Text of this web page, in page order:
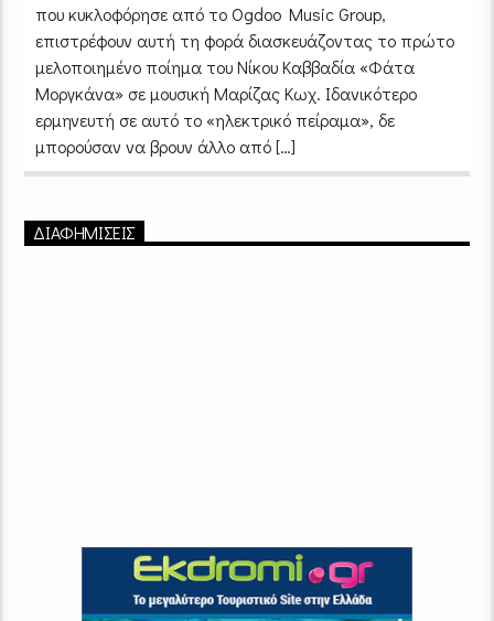
που κυκλοφόρησε από το Ogdoo Music Group,
επιστρέφουν αυτή τη φορά διασκευάζοντας το πρώτο
μελοποιημένο ποίημα του Νίκου Καββαδία «Φάτα
Μοργκάνα» σε μουσική Μαρίζας Κωχ. Ιδανικότερο
ερμηνευτή σε αυτό το «ηλεκτρικό πείραμα», δε
μπορούσαν να βρουν άλλο από […]
ΔΙΑΦΗΜΙΣΕΙΣ